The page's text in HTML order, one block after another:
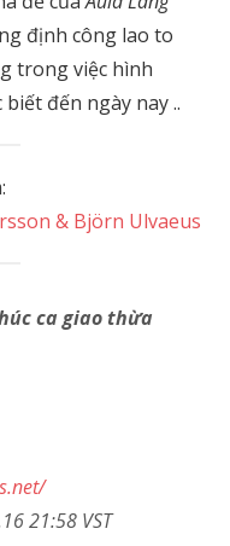
định công lao to
trong việc hình
đến ngày nay ..
& Björn Ulvaeus
ca giao thừa
21:58 VST